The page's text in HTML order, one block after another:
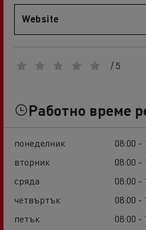
Website
/ 5
Работно време
понеделник
08:00 -
вторник
08:00 -
сряда
08:00 -
четвъртък
08:00 -
петък
08:00 -